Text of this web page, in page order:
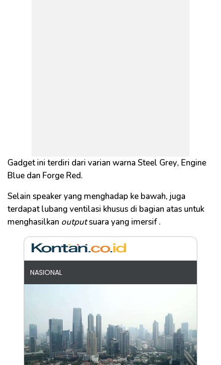
Gadgetini terdiri dari varian warna Steel Grey, Engine
Blue dan Forge Red.
Selain speakeryang menghadap ke bawah, juga
terdapat lubang ventilasi khusus di bagian atas untuk
menghasilkan outputsuara yang imersif.
NASIONAL